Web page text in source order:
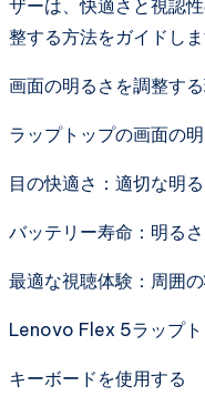
ザーは、快適さと視認
整する方法をガイドしま
画面の明るさを調整す
ラップトップの画面の
目の快適さ：適切な明
バッテリー寿命：明る
最適な視聴体験：周囲
Lenovo Flex 5ラップ
キーボードを使用する